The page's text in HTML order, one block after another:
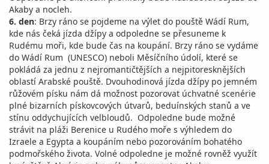
Akaby a nocleh.
6. den: Brzy ráno se pojdeme na výlet do pouště Wádí Rum,
kde nás čeká jízda džípy a odpoledne se přesuneme k
Rudému moři, kde bude čas na koupání. Brzy ráno se vydáme
do Wádí Rum (UNESCO) neboli Měsíčního údolí, které se
pokládá za jednu z nejromantičtějších a nejpitoresknějších
oblastí Arabské pouště. Dvouhodinová jízda džípy po jemném
růžovém písku nám dá možnost pozorovat úchvatné scenérie
plné bizarních pískovcových útvarů, beduínských stanů a ve
stínu oddychujících velbloudů. Odpoledne bude možné
strávit na pláži Berenice u Rudého moře s výhledem do
Izraele a Egypta a koupáním nebo pozorováním bohatého
podmořského života. Volné odpoledne je možné rovněž využít